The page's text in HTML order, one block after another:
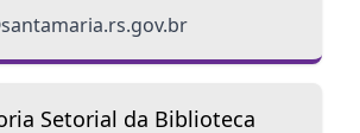
Setorial da Biblioteca